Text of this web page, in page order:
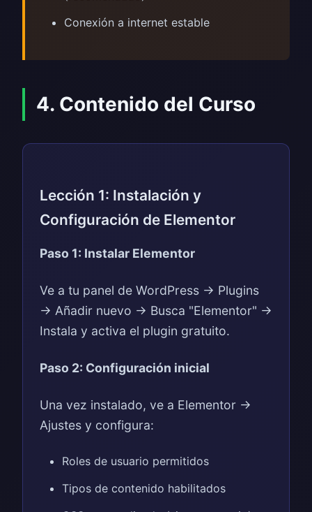
Conexión a internet estable
4. Contenido del Curso
Lección 1: Instalación y
Configuración de Elementor
Paso 1: Instalar Elementor
Ve a tu panel de WordPress → Plugins
→ Añadir nuevo → Busca "Elementor" →
Instala y activa el plugin gratuito.
Paso 2: Configuración inicial
Una vez instalado, ve a Elementor →
Ajustes y configura:
Roles de usuario permitidos
Tipos de contenido habilitados